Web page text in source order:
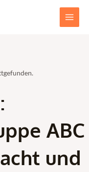
Main
ABC
und